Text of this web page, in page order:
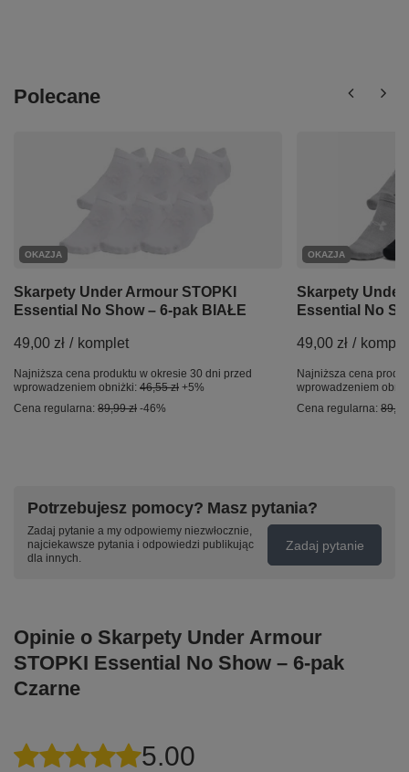
Polecane
OKAZJA
Skarpety Under Armour STOPKI
Essential No Show – 6-pak BIAŁE
49,00 zł / komplet
Najniższa cena produktu w okresie 30 dni przed
wprowadzeniem obniżki: 46,55 zł +5%
Cena regularna: 89,99 zł -46%
OKAZJA
Skarpety Under
Essential No
49,00 zł /
Najniższa cena
wprowadzeniem
Cena regularna: 89,99
Potrzebujesz pomocy? Masz pytania?
Zadaj pytanie a my odpowiemy niezwłocznie,
najciekawsze pytania i odpowiedzi publikując
dla innych.
Zadaj pytanie
Opinie o Skarpety Under Armour
STOPKI Essential No Show – 6-pak
Czarne
5.00